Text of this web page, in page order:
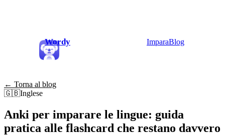
Wordy ImparaBlog
← Torna al blog
🇬🇧Inglese
Anki per imparare le lingue: guida
pratica alle flashcard che restano davvero